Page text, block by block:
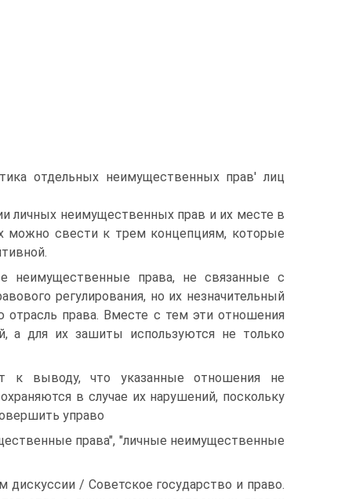
отдельных неимущественных прав' лиц
личных неимущественных прав и их месте в
можно свести к трем концепциям, которые
неимущественные права, не связанные с
регулирования, но их незначительный
права. Вместе с тем эти отношения
а для их зашиты используются не только
к выводу, что указанные отношения не
в случае их нарушений, поскольку
управо
права", "личные неимущественные
/ Советское государство и право.